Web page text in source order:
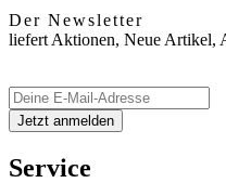
Der Newsletter
liefert Aktionen, Neue Artikel,
Service